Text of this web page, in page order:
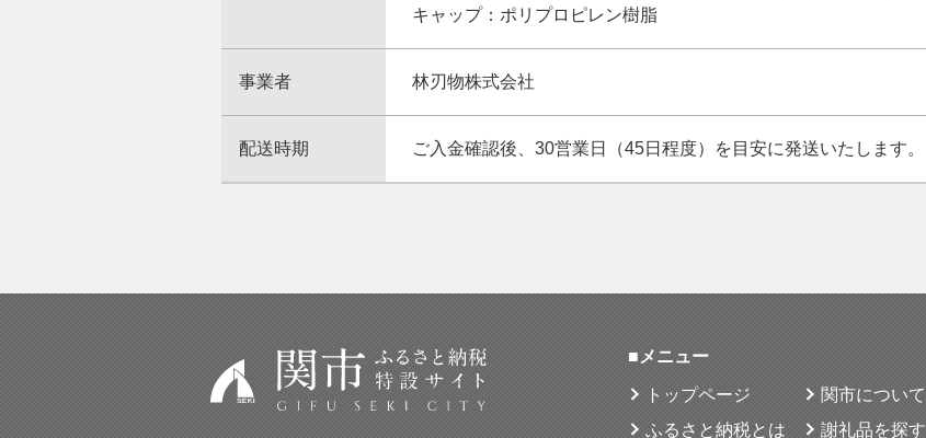
キャップ：ポリプロピレン樹脂
事業者 林刃物株式会社
配送時期 ご入金確認後、30営業日（45日程度）を目安に発送いたします。
■メニュー
トップページ
関市について
ふるさと納税とは
謝礼品を探す